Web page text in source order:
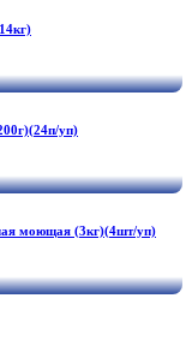
уп)
моющая (3кг)(4шт/уп)